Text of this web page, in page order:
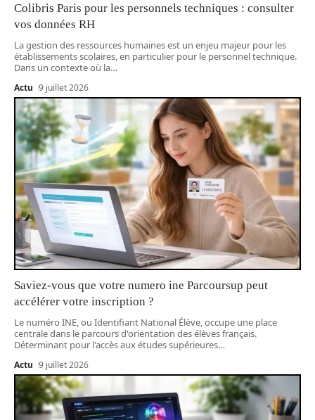
Colibris Paris pour les personnels techniques : consulter
vos données RH
La gestion des ressources humaines est un enjeu majeur pour les
établissements scolaires, en particulier pour le personnel technique.
Dans un contexte où la…
Actu 9 juillet 2026
Saviez-vous que votre numero ine Parcoursup peut
accélérer votre inscription ?
Le numéro INE, ou Identifiant National Élève, occupe une place
centrale dans le parcours d'orientation des élèves français.
Déterminant pour l'accès aux études supérieures…
Actu 9 juillet 2026